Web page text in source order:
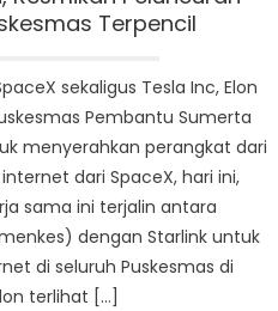
Terpencil
sekaligus Tesla Inc, Elon
Pembantu Sumerta
menyerahkan perangkat dari
dari SpaceX, hari ini,
sama ini terjalin antara
dengan Starlink untuk
di seluruh Puskesmas di
terlihat […]